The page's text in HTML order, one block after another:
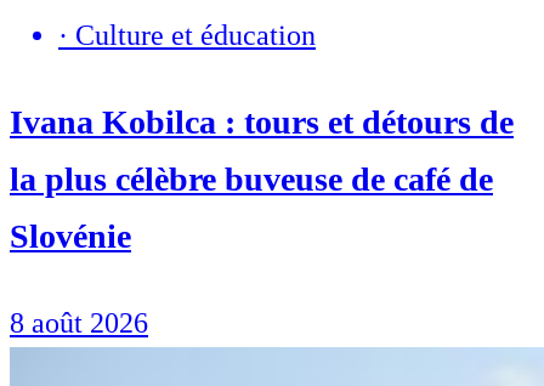
· Culture et éducation
Ivana Kobilca : tours et détours de
la plus célèbre buveuse de café de
Slovénie
8 août 2026